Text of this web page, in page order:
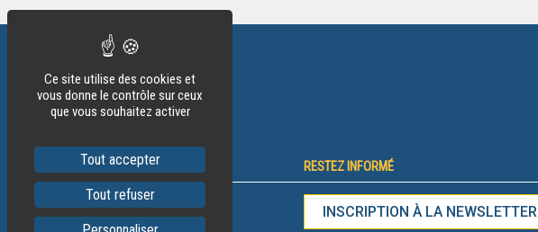
NOUS TROUVER RESTEZ INFORMÉ
CÔTÉ OUVERTURE
93 Rue Clément Ader
INSCRIPTION À LA NEWSLETTER
Ce site utilise des cookies et
vous donne le contrôle sur ceux
que vous souhaitez activer
Tout accepter
Tout refuser